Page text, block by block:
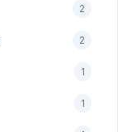
2
2
1
1